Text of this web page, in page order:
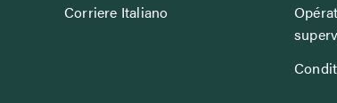
Corriere Italiano